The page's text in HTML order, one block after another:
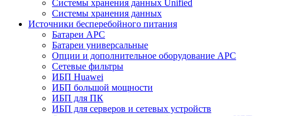
Системы хранения данных Unified
Системы хранения данных
Источники бесперебойного питания
Батареи APC
Батареи универсальные
Опции и дополнительное оборудование АРС
Сетевые фильтры
ИБП Huawei
ИБП большой мощности
ИБП для ПК
ИБП для серверов и сетевых устройств